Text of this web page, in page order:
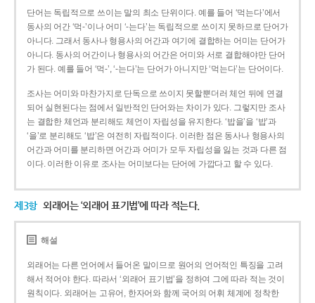
단어는 독립적으로 쓰이는 말의 최소 단위이다. 예를 들어 ‘먹는다’에서
동사의 어간 ‘먹-­’이나 어미 ‘­-는다’는 독립적으로 쓰이지 못하므로 단어가
아니다. 그래서 동사나 형용사의 어간과 여기에 결합하는 어미는 단어가
아니다. 동사의 어간이나 형용사의 어간은 어미와 서로 결합해야만 단어
가 된다. 예를 들어 ‘먹-’, ‘-는다’는 단어가 아니지만 ‘먹는다’는 단어이다.
조사는 어미와 마찬가지로 단독으로 쓰이지 못할뿐더러 체언 뒤에 연결
되어 실현된다는 점에서 일반적인 단어와는 차이가 있다. 그렇지만 조사
는 결합한 체언과 분리해도 체언이 자립성을 유지한다. ‘밥을’을 ‘밥’과
‘을’로 분리해도 ‘밥’은 여전히 자립적이다. 이러한 점은 동사나 형용사의
어간과 어미를 분리하면 어간과 어미가 모두 자립성을 잃는 것과 다른 점
이다. 이러한 이유로 조사는 어미보다는 단어에 가깝다고 할 수 있다.
제3항 외래어는 ‘외래어 표기법’에 따라 적는다.
해설
외래어는 다른 언어에서 들어온 말이므로 원어의 언어적인 특징을 고려
해서 적어야 한다. 따라서 ‘외래어 표기법’을 정하여 그에 따라 적는 것이
원칙이다. 외래어는 고유어, 한자어와 함께 국어의 어휘 체계에 정착한